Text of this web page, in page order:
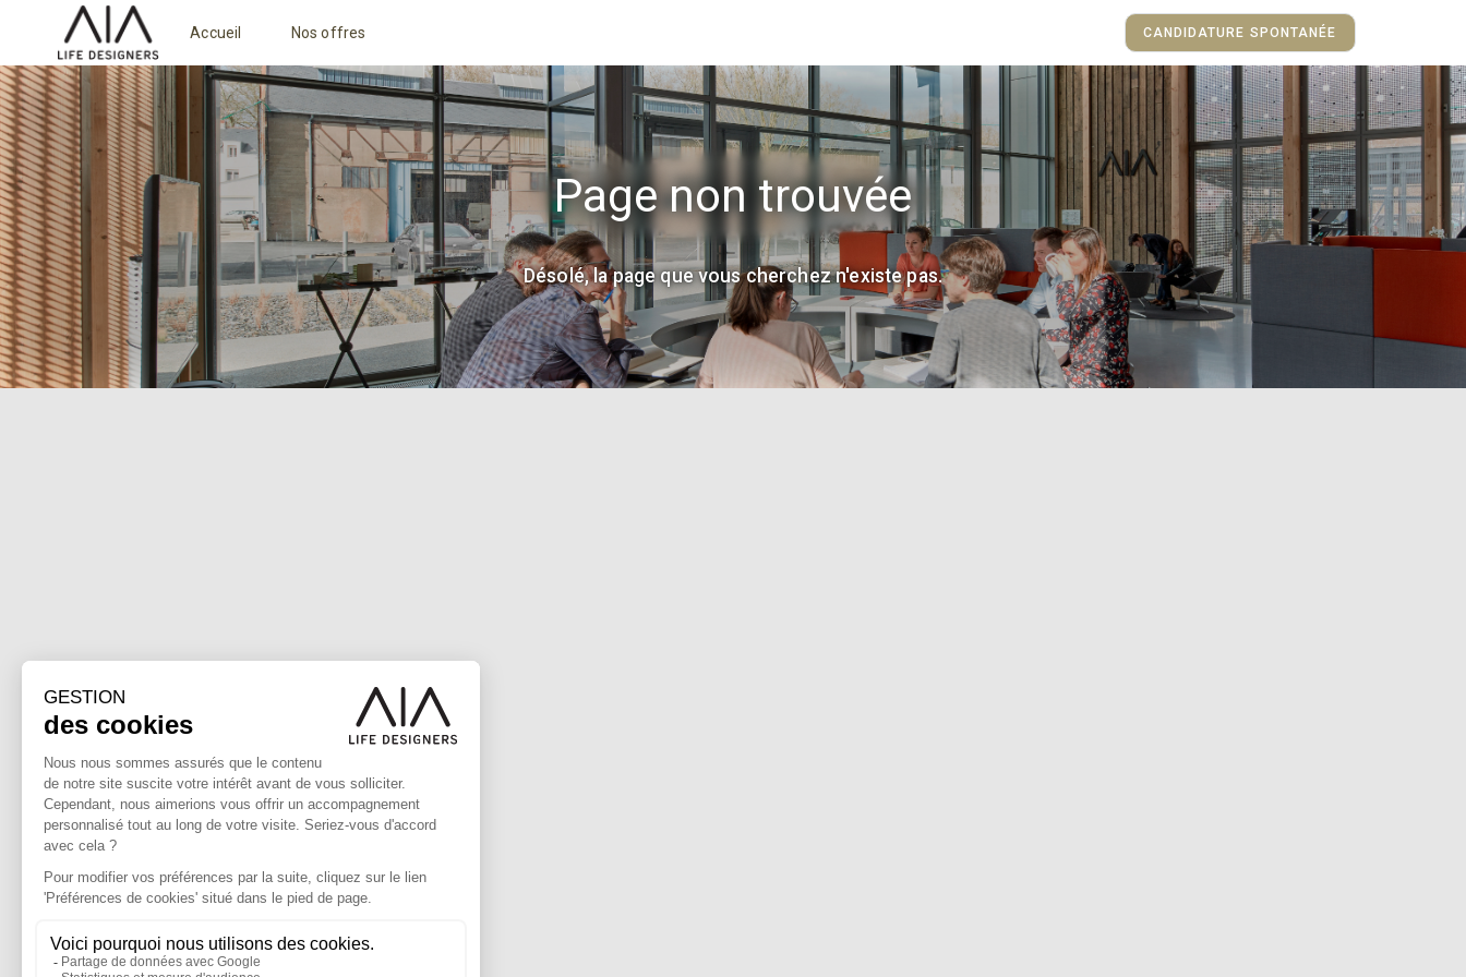
Accueil Nos offres CANDIDATURE SPONTANÉE
Page non trouvée
Désolé, la page que vous cherchez n'existe pas.